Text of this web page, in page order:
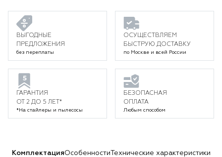
ВЫГОДНЫЕ
ПРЕДЛОЖЕНИЯ
без переплаты
ОСУЩЕСТВЛЯЕМ
БЫСТРУЮ ДОСТАВКУ
по Москве и всей России
ГАРАНТИЯ
ОТ 2 ДО 5 ЛЕТ*
*На стайлеры и пылесосы
БЕЗОПАСНАЯ
ОПЛАТА
Любым способом
КомплектацияОсобенности Технические характеристики